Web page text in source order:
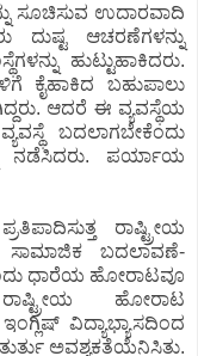
ಸೂಚಿಸುವ ಉದಾರವಾದಿ
ದುಷ್ಟ ಆಚರಣೆಗಳನ್ನು
ಹುಟ್ಟುಹಾಕಿದರು.
ಕೈಹಾಕಿದ ಬಹುಪಾಲು
ಆದರೆ ಈ ವ್ಯವಸ್ಥೆಯ
ಬದಲಾಗಬೇಕೆಂದು
ನಡೆಸಿದರು. ಪರ್ಯಾಯ
ರಾಷ್ಟ್ರೀಯ
ಸಾಮಾಜಿಕ ಬದಲಾವಣೆ-
ಧಾರೆಯ ಹೋರಾಟವೂ
ಹೋರಾಟ
ವಿದ್ಯಾಭ್ಯಾಸದಿಂದ
ಅವಶ್ಯಕತೆಯೆನಿಸಿತು.